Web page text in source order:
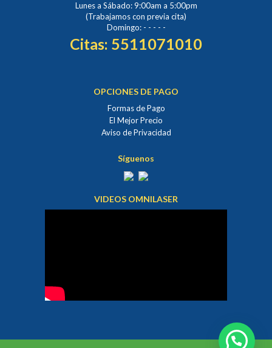
Lunes a Sábado: 9:00am a 5:00pm
(Trabajamos con previa cita)
Domingo: - - - - -
Citas: 5511071010
OPCIONES DE PAGO
Formas de Pago
El Mejor Precio
Aviso de Privacidad
Síguenos
VIDEOS OMNILASER